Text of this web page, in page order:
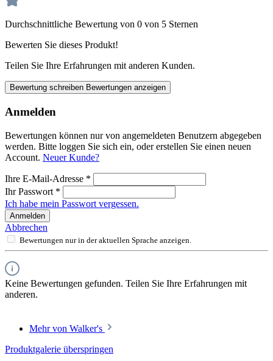
Durchschnittliche Bewertung von 0 von 5 Sternen
Bewerten Sie dieses Produkt!
Teilen Sie Ihre Erfahrungen mit anderen Kunden.
Bewertung schreiben Bewertungen anzeigen
Anmelden
Bewertungen können nur von angemeldeten Benutzern abgegeben
werden. Bitte loggen Sie sich ein, oder erstellen Sie einen neuen
Account. Neuer Kunde?
Ihre E-Mail-Adresse *
Ihr Passwort *
Ich habe mein Passwort vergessen.
Anmelden
Abbrechen
Bewertungen nur in der aktuellen Sprache anzeigen.
Keine Bewertungen gefunden. Teilen Sie Ihre Erfahrungen mit
anderen.
Mehr von Walker's
Produktgalerie überspringen